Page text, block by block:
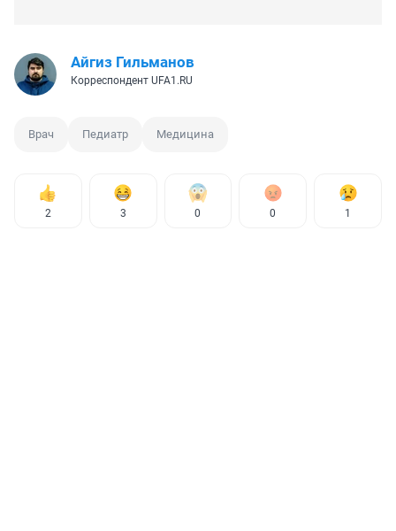
Айгиз Гильманов
Корреспондент UFA1.RU
Врач Педиатр Медицина
2 3 0 0 1